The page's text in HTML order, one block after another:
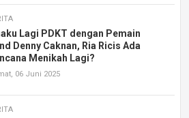
Lagi PDKT dengan Pemain
Denny Caknan, Ria Ricis Ada
Menikah Lagi?
06 Juni 2025